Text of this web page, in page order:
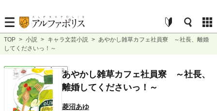
TOP > 小説 > キャラ文芸小説 > あやかし雑草カフェ社員寮 ～社長、離婚
してくださいっ！～
キャラ文芸 完結 長編あやかし雑草カフェ社員寮 ～社長、
離婚してくださいっ！～
菱沼あゆ